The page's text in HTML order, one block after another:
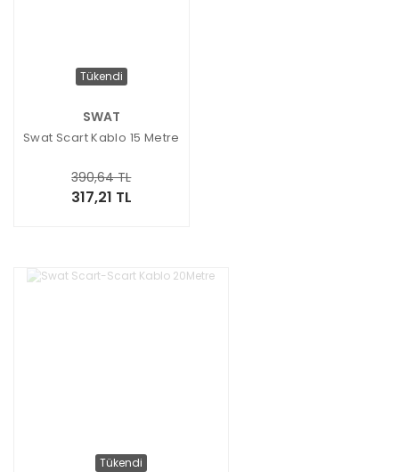
Tükendi
SWAT
Swat Scart Kablo 15 Metre
317,21 TL
390,64 TL
Tükendi